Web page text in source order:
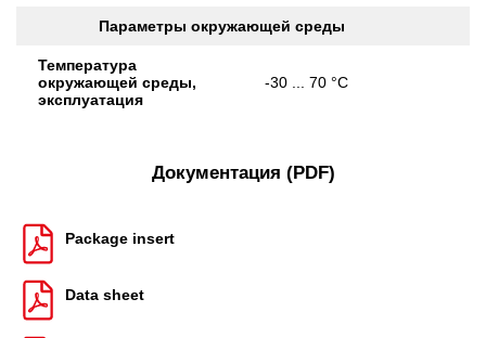
Параметры окружающей среды
Температура
окружающей среды,
эксплуатация
-30 ... 70 °C
Документация (PDF)
Package insert
Data sheet